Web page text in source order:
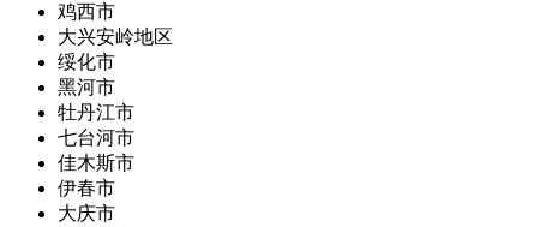
鸡西市
大兴安岭地区
绥化市
黑河市
牡丹江市
七台河市
佳木斯市
伊春市
大庆市